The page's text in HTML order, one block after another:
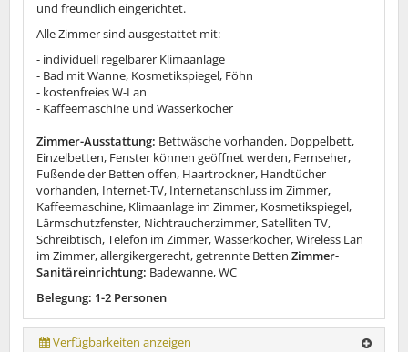
und freundlich eingerichtet.
Alle Zimmer sind ausgestattet mit:
- individuell regelbarer Klimaanlage
- Bad mit Wanne, Kosmetikspiegel, Föhn
- kostenfreies W-Lan
- Kaffeemaschine und Wasserkocher
Zimmer-Ausstattung: Bettwäsche vorhanden, Doppelbett,
Einzelbetten, Fenster können geöffnet werden, Fernseher,
Fußende der Betten offen, Haartrockner, Handtücher
vorhanden, Internet-TV, Internetanschluss im Zimmer,
Kaffeemaschine, Klimaanlage im Zimmer, Kosmetikspiegel,
Lärmschutzfenster, Nichtraucherzimmer, Satelliten TV,
Schreibtisch, Telefon im Zimmer, Wasserkocher, Wireless Lan
im Zimmer, allergikergerecht, getrennte Betten Zimmer-
Sanitäreinrichtung: Badewanne, WC
Belegung: 1-2 Personen
Verfügbarkeiten anzeigen